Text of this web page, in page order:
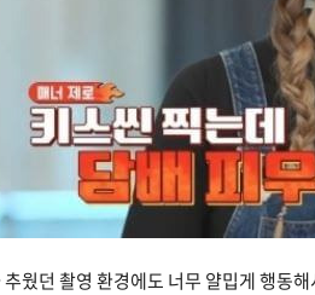
웠던 촬영 환경에도 너무 얄밉게 행동